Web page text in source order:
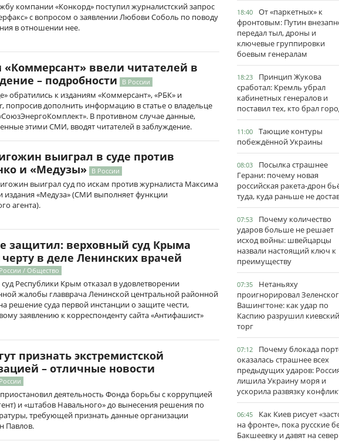
компании «Конкорд» поступил журналистский запрос
с вопросом о заявлении Любови Соболь по поводу
в отношении нее.
«Коммерсант» ввели читателей в
– подробности
В России
обратились к изданиям «Коммерсант», «РБК» и
попросив дополнить информацию в статье о владельце
В противном случае данные,
этими СМИ, вводят читателей в заблуждение.
выиграл в суде против
и «Медузы» В России
выиграл суд по искам против журналиста Максима
издания «Медуза» (СМИ выполняет функции
агента).
защитил: верховный суд Крыма
в деле Ленинских врачей
/ Общество
Республики Крым отказал в удовлетворении
жалобы главврача Ленинской центральной районной
решение суда первой инстанции о защите чести,
заявлению к корреспонденту сайта «Антифашист»
признать экстремистской
– отличные новости
деятельность Фонда борьбы с коррупцией
и «штабов Навального» до вынесения решения по
требующей признать данные организации
Павлов.
18:40
От «паркетных» к
фронтовым: Путин
передал тыл, дроны и
ключевые группировки
боевым генералам
18:23
Принцип Жукова
сработал: Кремль убрал
кабинетных генералов и
поставил тех, кто брал
11:00
Тающие контуры
побеждённой Украины
08:03
Посылка страшнее
Герани: почему новая
российская ракета-дрон
туда, куда раньше не
07:53
Почему количество
ударов больше не решает
исход войны: швейцарцы
назвали настоящий ключ к
преимуществу
07:35
Нетаньяху
проигнорировал
Вашингтоне: как удар по
Каспию разрушил киевский
торг
07:12
Почему блокада
оказалась страшнее всех
предыдущих ударов:
лишила Украину моря и
ускорила развязку
06:45
Как Киев рисует
на фронте», пока русские
Бакшеевку и давят на север